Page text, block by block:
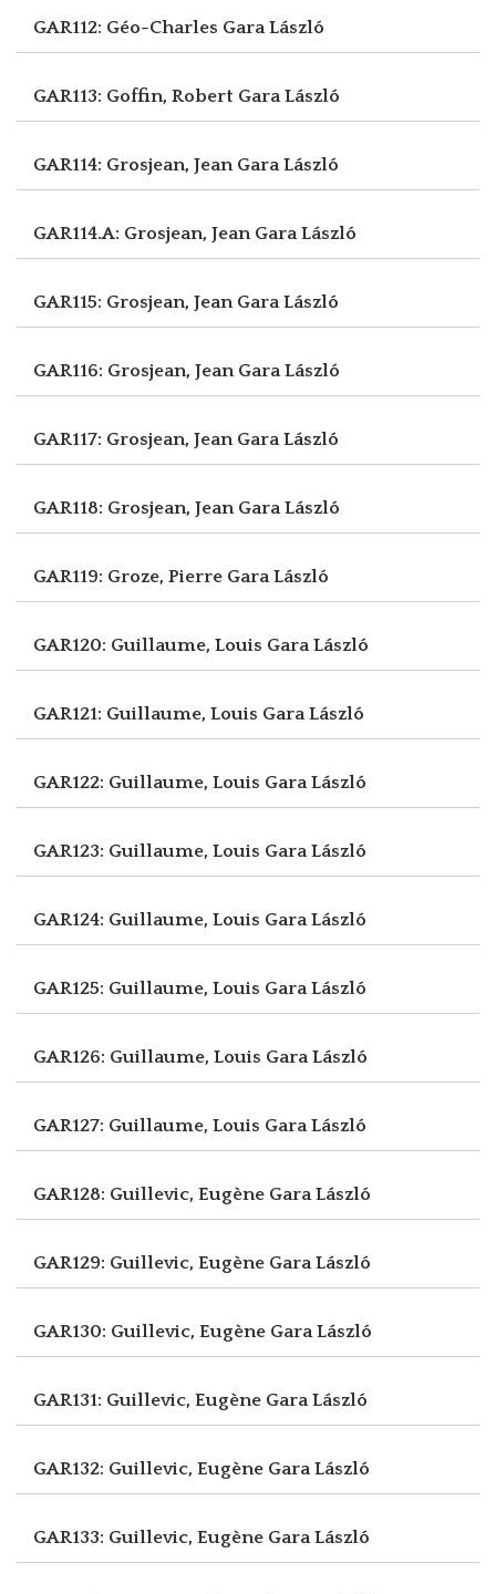
GAR112: Géo-Charles Gara László
GAR113: Goffin, Robert Gara László
GAR114: Grosjean, Jean Gara László
GAR114.A: Grosjean, Jean Gara László
GAR115: Grosjean, Jean Gara László
GAR116: Grosjean, Jean Gara László
GAR117: Grosjean, Jean Gara László
GAR118: Grosjean, Jean Gara László
GAR119: Groze, Pierre Gara László
GAR120: Guillaume, Louis Gara László
GAR121: Guillaume, Louis Gara László
GAR122: Guillaume, Louis Gara László
GAR123: Guillaume, Louis Gara László
GAR124: Guillaume, Louis Gara László
GAR125: Guillaume, Louis Gara László
GAR126: Guillaume, Louis Gara László
GAR127: Guillaume, Louis Gara László
GAR128: Guillevic, Eugène Gara László
GAR129: Guillevic, Eugène Gara László
GAR130: Guillevic, Eugène Gara László
GAR131: Guillevic, Eugène Gara László
GAR132: Guillevic, Eugène Gara László
GAR133: Guillevic, Eugène Gara László